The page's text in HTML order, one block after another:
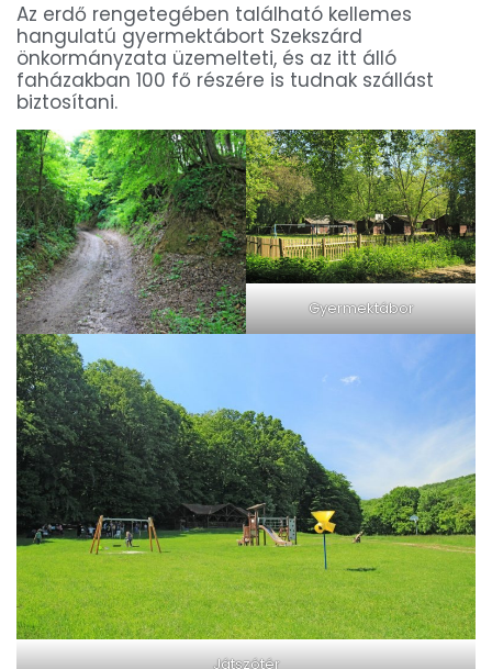
Az erdő rengetegében található kellemes
hangulatú gyermektábort Szekszárd
önkormányzata üzemelteti, és az itt álló
faházakban 100 fő részére is tudnak szállást
biztosítani.
Gyermektábor
Játszótér